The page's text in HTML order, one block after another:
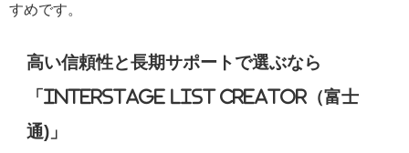
すめです。
高い信頼性と長期サポートで選ぶなら
「Interstage List Creator（富士
通)」